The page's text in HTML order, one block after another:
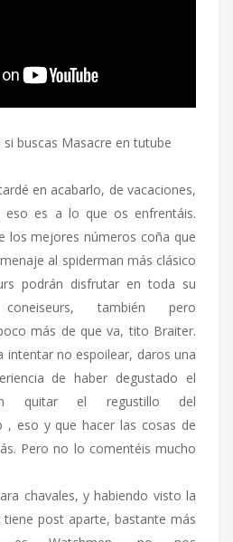
buscas Masacre en tutube
en acabarlo, de vacaciones,
eso es a lo que os enfrentáis.
los mejores números coña que
al spiderman más clásico
podrán disfrutar en toda su
también pero
más de que va, tito Braiter.
intentar no espoilear, daros una
de haber degustado el
quitar el regustillo del
, eso y que hacer las cosas de
Pero no lo comentéis mucho
chavales, y habiendo visto la
post aparte, bastante más